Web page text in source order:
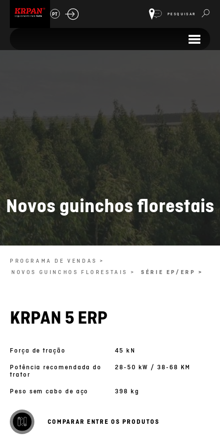
PT PESQUISAR
Novos guinchos florestais
PROGRAMA DE VENDAS >
NOVOS GUINCHOS FLORESTAIS >
SÉRIE EP/ERP >
KRPAN 5 ERP
Força de tração
45 kN
Potência recomendada do
trator
28-50 kW / 38-68 KM
Peso sem cabo de aço 398 kg
COMPARAR ENTRE OS PRODUTOS